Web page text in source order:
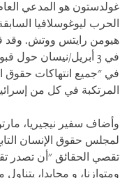
غولدستون هو المدعي
الحرب ليوغوسلافيا
هيومن رايتس ووتش. وقد
في 3 أبريل/نيسان حول
في "جميع انتهاكات حقوق
المرتكبة في كل من
وأضاف سفير نيجيريا،
لمجلس حقوق الإنسان
تقصي الحقائق "أن تصدر
ومتوازنا، و محايدا،